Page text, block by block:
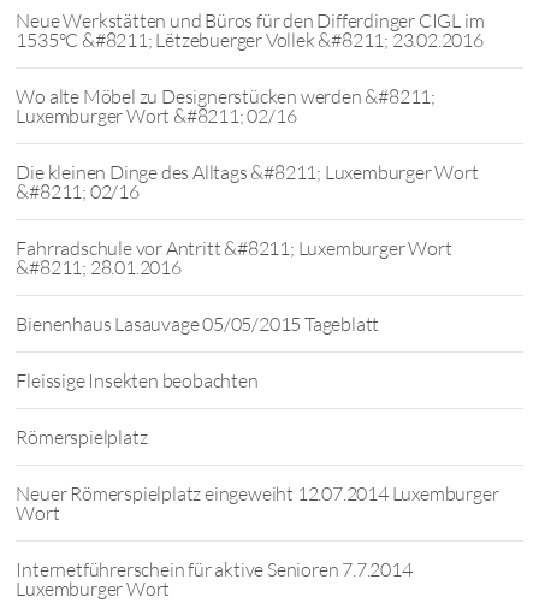
Neue Werkstätten und Büros für den Differdinger CIGL im
1535°C &#8211; Lëtzebuerger Vollek &#8211; 23.02.2016
Wo alte Möbel zu Designerstücken werden &#8211;
Luxemburger Wort &#8211; 02/16
Die kleinen Dinge des Alltags &#8211; Luxemburger Wort
&#8211; 02/16
Fahrradschule vor Antritt &#8211; Luxemburger Wort
&#8211; 28.01.2016
Bienenhaus Lasauvage 05/05/2015 Tageblatt
Fleissige Insekten beobachten
Römerspielplatz
Neuer Römerspielplatz eingeweiht 12.07.2014 Luxemburger
Wort
Internetführerschein für aktive Senioren 7.7.2014
Luxemburger Wort